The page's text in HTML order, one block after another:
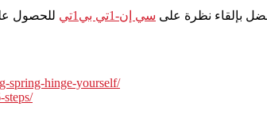
بإلقاء نظرة على سي إن-1تي بي1تي
spring-hinge-yourself/